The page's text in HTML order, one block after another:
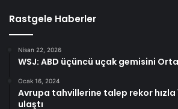
Rastgele Haberler
Nisan 22, 2026
WSJ: ABD üçüncü uçak gemisini
Ocak 16, 2024
Avrupa tahvillerine talep rekor hızla
ulaştı